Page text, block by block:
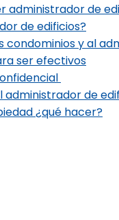
administrador de
de edificios?
condominios y al
ser efectivos
de
¿qué hacer?